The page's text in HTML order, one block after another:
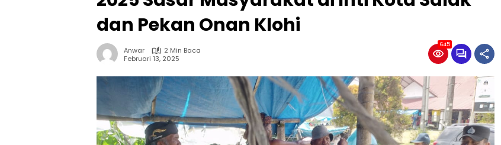
dan Pekan Onan Klohi
Anwar
2 Min Baca
Februari 13, 2025
645